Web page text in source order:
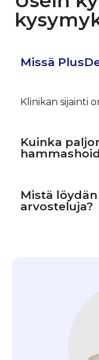
Missä
Klinikan sijainti
Kuinka
Mistä
arvosteluja?